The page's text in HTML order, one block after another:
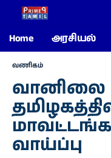
Home
அரசியல்
வணிகம்
வானிலை
வாய்ப்பு